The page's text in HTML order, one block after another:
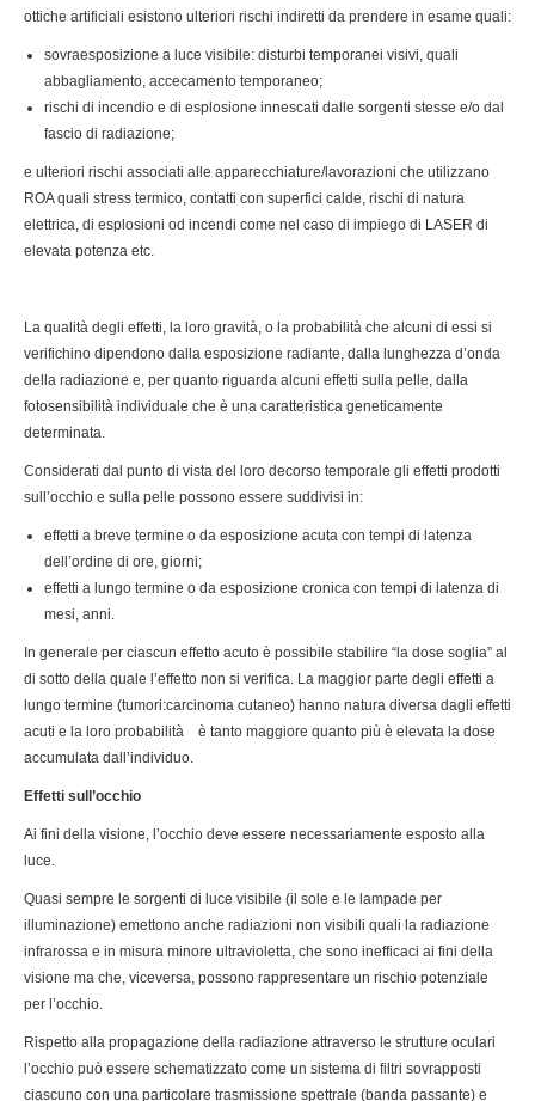
ottiche artificiali esistono ulteriori rischi indiretti da prendere in esame quali:
sovraesposizione a luce visibile: disturbi temporanei visivi, quali
abbagliamento, accecamento temporaneo;
rischi di incendio e di esplosione innescati dalle sorgenti stesse e/o dal
fascio di radiazione;
e ulteriori rischi associati alle apparecchiature/lavorazioni che utilizzano
ROA quali stress termico, contatti con superfici calde, rischi di natura
elettrica, di esplosioni od incendi come nel caso di impiego di LASER di
elevata potenza etc.
La qualità degli effetti, la loro gravità, o la probabilità che alcuni di essi si
verifichino dipendono dalla esposizione radiante, dalla lunghezza d’onda
della radiazione e, per quanto riguarda alcuni effetti sulla pelle, dalla
fotosensibilità individuale che è una caratteristica geneticamente
determinata.
Considerati dal punto di vista del loro decorso temporale gli effetti prodotti
sull’occhio e sulla pelle possono essere suddivisi in:
effetti a breve termine o da esposizione acuta con tempi di latenza
dell’ordine di ore, giorni;
effetti a lungo termine o da esposizione cronica con tempi di latenza di
mesi, anni.
In generale per ciascun effetto acuto è possibile stabilire “la dose soglia” al
di sotto della quale l’effetto non si verifica. La maggior parte degli effetti a
lungo termine (tumori:carcinoma cutaneo) hanno natura diversa dagli effetti
acuti e la loro probabilità è tanto maggiore quanto più è elevata la dose
accumulata dall’individuo.
Effetti sull’occhio
Ai fini della visione, l’occhio deve essere necessariamente esposto alla
luce.
Quasi sempre le sorgenti di luce visibile (il sole e le lampade per
illuminazione) emettono anche radiazioni non visibili quali la radiazione
infrarossa e in misura minore ultravioletta, che sono inefficaci ai fini della
visione ma che, viceversa, possono rappresentare un rischio potenziale
per l’occhio.
Rispetto alla propagazione della radiazione attraverso le strutture oculari
l’occhio può essere schematizzato come un sistema di filtri sovrapposti
ciascuno con una particolare trasmissione spettrale (banda passante) e